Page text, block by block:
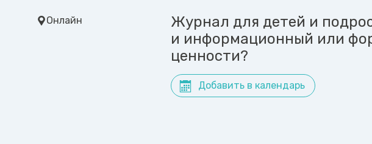
Онлайн
Журнал для детей и
и информационный или
ценности?
Добавить в календарь